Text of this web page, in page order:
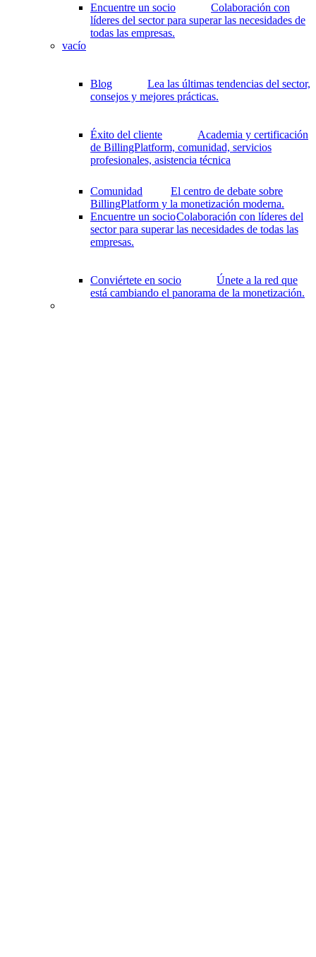
Encuentre un socio
Colaboración con
líderes del sector para superar las necesidades de
todas las empresas.
vacío
Blog
Lea las últimas tendencias del sector,
consejos y mejores prácticas.
Éxito del cliente
Academia y certificación
de BillingPlatform, comunidad, servicios
profesionales, asistencia técnica
Comunidad
El centro de debate sobre
BillingPlatform y la monetización moderna.
Encuentre un socioColaboración con líderes del
sector para superar las necesidades de todas las
empresas.
Conviértete en socio
Únete a la red que
está cambiando el panorama de la monetización.